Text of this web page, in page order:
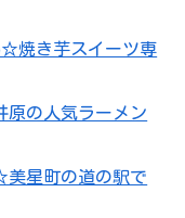
焼き芋スイーツ専
原の人気ラーメン
美星町の道の駅で